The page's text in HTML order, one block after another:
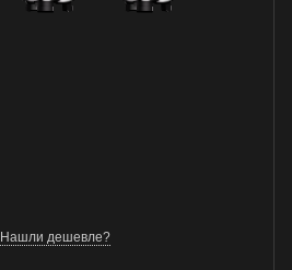
Нашли дешевле?